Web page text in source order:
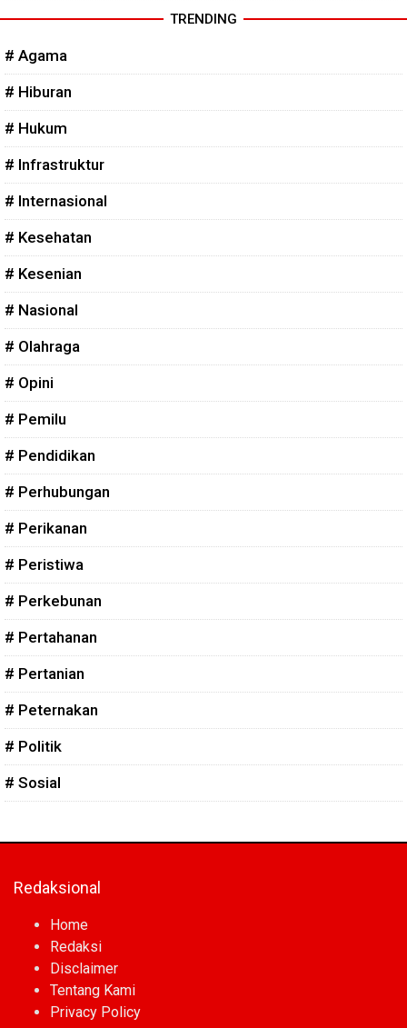
TRENDING
# Agama
# Hiburan
# Hukum
# Infrastruktur
# Internasional
# Kesehatan
# Kesenian
# Nasional
# Olahraga
# Opini
# Pemilu
# Pendidikan
# Perhubungan
# Perikanan
# Peristiwa
# Perkebunan
# Pertahanan
# Pertanian
# Peternakan
# Politik
# Sosial
Redaksional
Home
Redaksi
Disclaimer
Tentang Kami
Privacy Policy